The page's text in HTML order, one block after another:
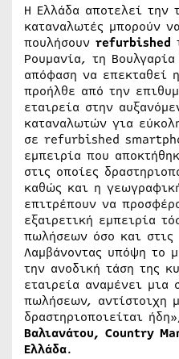
H Ελλάδα αποτελεί την
καταναλωτές μπορούν
πουλήσουν refurbished
Ρουμανία, τη
απόφαση να επεκταθεί
προήλθε από την
εταιρεία στην
καταναλωτών για
σε refurbished
εμπειρία που
στις οποίες
καθώς και η
επιτρέπουν να
εξαιρετική εμπειρία
πωλήσεων όσο και στις
Λαμβάνοντας υπόψη το
την ανοδική τάση της
εταιρεία αναμένει μια
πωλήσεων, αντίστοιχη
δραστηριοποιείται
Βαλιανάτου, Country
Ελλάδα.